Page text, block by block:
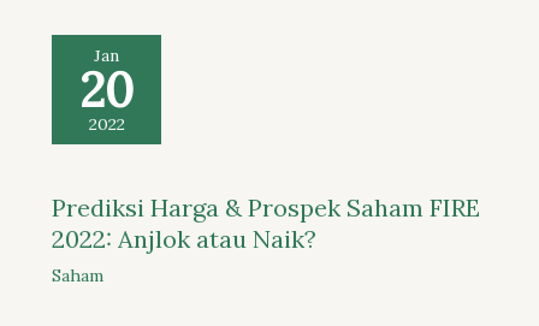
Jan
20
2022
Prediksi Harga & Prospek Saham FIRE
2022: Anjlok atau Naik?
Saham